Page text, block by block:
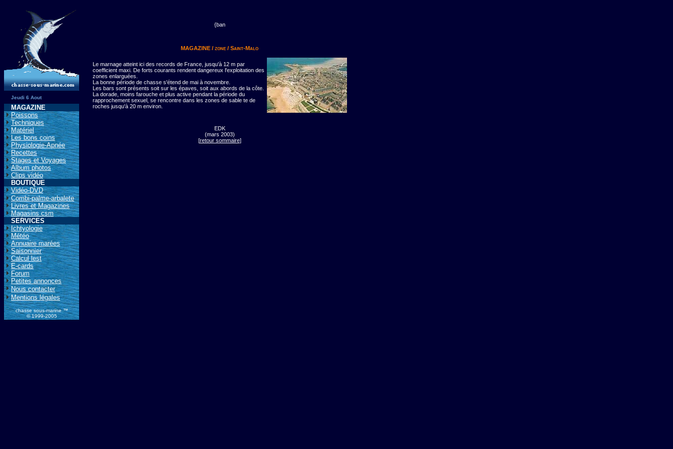
Jeudi 6 Aout
MAGAZINE
Poissons
Techniques
Matériel
Les bons coins
Physiologie-Apnée
Recettes
Stages et Voyages
Album photos
Clips vidéo
BOUTIQUE
Vidéo-DVD
Combi-palme-arbalete
Livres et Magazines
Magasins csm
SERVICES
Ichtyologie
Météo
Annuaire marées
Saisonnier
Calcul lest
E-cards
Forum
Petites annonces
Nous contacter
Mentions légales
chasse sous-marine ™
© 1999-2005
{ban
MAGAZINE / zone / Saint-Malo
Le marnage atteint ici des records de France, jusqu'à 12 m par
coefficient maxi. De forts courants rendent dangereux l'exploitation des
zones enlarguées.
La bonne période de chasse s'étend de mai à novembre.
Les bars sont présents soit sur les épaves, soit aux abords de la côte.
La dorade, moins farouche et plus active pendant la période du
rapprochement sexuel, se rencontre dans les zones de sable te de
roches jusqu'à 20 m environ.
EDK
(mars 2003)
[retour sommaire]